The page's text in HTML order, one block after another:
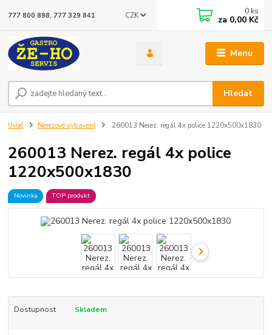
Menu
CZK
Hledat
777 800 898, 777 329 841 0 ks
za 0,00 Kč
Úvod Nerezové vybavení 260013 Nerez. regál 4x police 1220x500x1830
260013 Nerez. regál 4x police
1220x500x1830
Novinka TOP produkt
Dostupnost Skladem